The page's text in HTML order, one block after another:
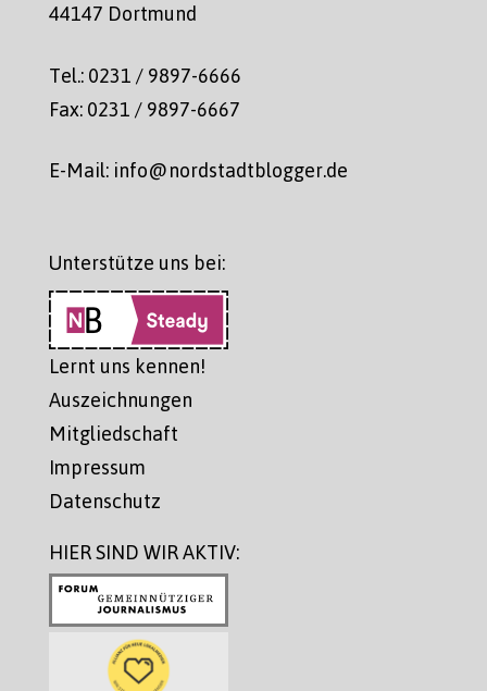
44147 Dortmund
Tel.: 0231 / 9897-6666
Fax: 0231 / 9897-6667
E-Mail: info@nordstadtblogger.de
Unterstütze uns bei:
Lernt uns kennen!
Auszeichnungen
Mitgliedschaft
Impressum
Datenschutz
HIER SIND WIR AKTIV: